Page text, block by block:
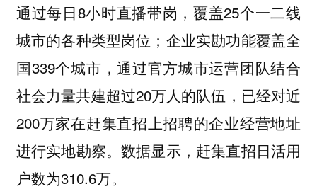
通过每日8小时直播带岗，覆盖25个一二线
城市的各种类型岗位；企业实勘功能覆盖全
国339个城市，通过官方城市运营团队结合
社会力量共建超过20万人的队伍，已经对近
200万家在赶集直招上招聘的企业经营地址
进行实地勘察。数据显示，赶集直招日活用
户数为310.6万。